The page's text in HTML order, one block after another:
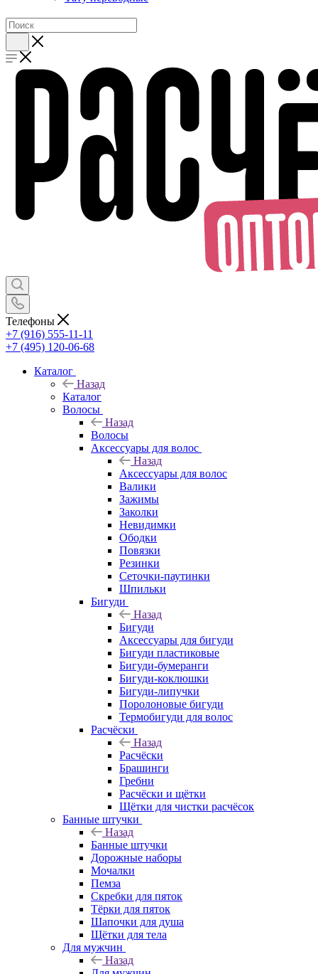
Телефоны
+7 (916) 555-11-11
+7 (495) 120-06-68
Каталог
Назад
Каталог
Волосы
Назад
Волосы
Аксессуары для волос
Назад
Аксессуары для волос
Валики
Зажимы
Заколки
Невидимки
Ободки
Повязки
Резинки
Сеточки-паутинки
Шпильки
Бигуди
Назад
Бигуди
Аксессуары для бигуди
Бигуди пластиковые
Бигуди-бумеранги
Бигуди-коклюшки
Бигуди-липучки
Поролоновые бигуди
Термобигуди для волос
Расчёски
Назад
Расчёски
Брашинги
Гребни
Расчёски и щётки
Щётки для чистки расчёсок
Банные штучки
Назад
Банные штучки
Дорожные наборы
Мочалки
Пемза
Скребки для пяток
Тёрки для пяток
Шапочки для душа
Щётки для тела
Для мужчин
Назад